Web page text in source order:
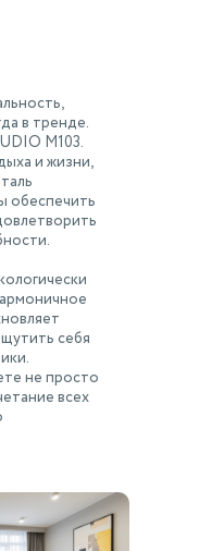
премии
Премии 2025
в тренде.
M103.
и жизни,
обеспечить
себя
не просто
всех